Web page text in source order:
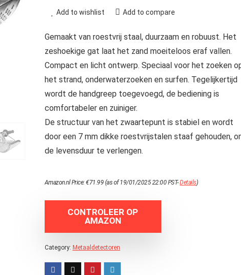
Add to wishlist Add to compare
Gemaakt van roestvrij staal, duurzaam en robuust. Het
zeshoekige gat laat het zand moeiteloos eraf vallen.
Compact en licht ontwerp. Speciaal voor het zoeken
het strand, onderwaterzoeken en surfen. Tegelijkertijd
wordt de handgreep toegevoegd, de bediening is
comfortabeler en zuiniger.
De structuur van het zwaartepunt is stabiel en wordt
door een 7 mm dikke roestvrijstalen staaf gehouden,
de levensduur te verlengen.
Amazon.nl Price:€71.99 (as of 19/01/2025 22:00 PST-Details)
CONTROLEER OP
AMAZON
Category: Metaaldetectoren